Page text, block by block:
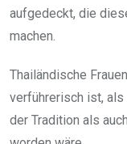
aufgedeckt, die
machen.
Thailändische
verführerisch ist,
der Tradition als